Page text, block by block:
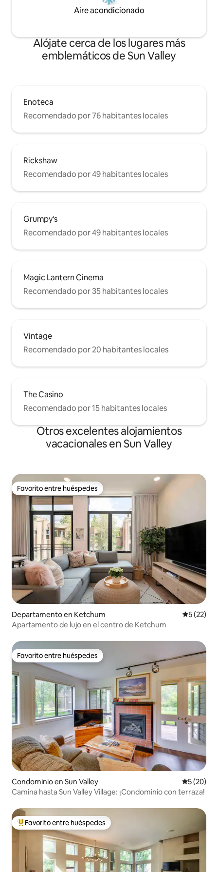
Aire acondicionado
Alójate cerca de los lugares más
emblemáticos de Sun Valley
Enoteca
Recomendado por 76 habitantes locales
Rickshaw
Recomendado por 49 habitantes locales
Grumpy's
Recomendado por 49 habitantes locales
Magic Lantern Cinema
Recomendado por 35 habitantes locales
Vintage
Recomendado por 20 habitantes locales
The Casino
Recomendado por 15 habitantes locales
Otros excelentes alojamientos
vacacionales en Sun Valley
Favorito entre huéspedes
Favorito entre huéspedes
Departamento en Ketchum
5 (22)
Apartamento de lujo en el centro de Ketchum
Favorito entre huéspedes
Favorito entre huéspedes
Condominio en Sun Valley
5 (20)
Camina hasta Sun Valley Village: ¡Condominio con terraza!
De los mejores en Favorito entre huéspedes
Favorito entre huéspedes